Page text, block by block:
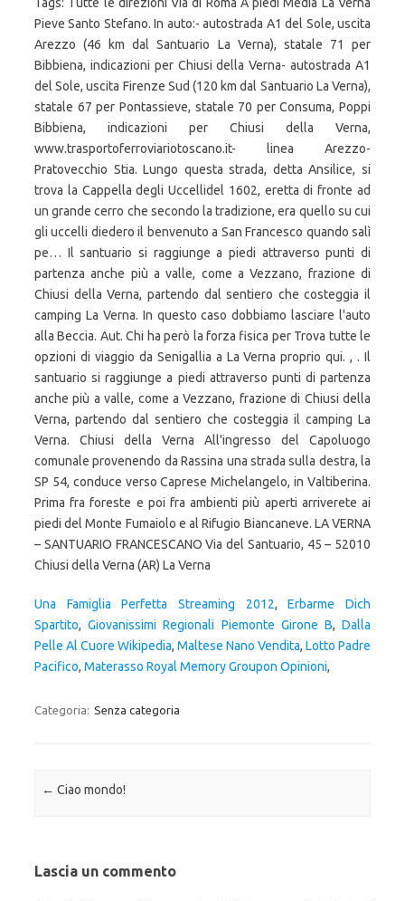
Una Famiglia Perfetta Streaming 2012,Erbarme Dich
Spartito,Giovanissimi Regionali Piemonte Girone B,Dalla
Pelle Al Cuore Wikipedia, Maltese Nano Vendita, Lotto Padre
Pacifico, Materasso Royal Memory Groupon Opinioni,
Categoria: Senza categoria
Navigazione articolo
← Ciao mondo!
Lascia un commento